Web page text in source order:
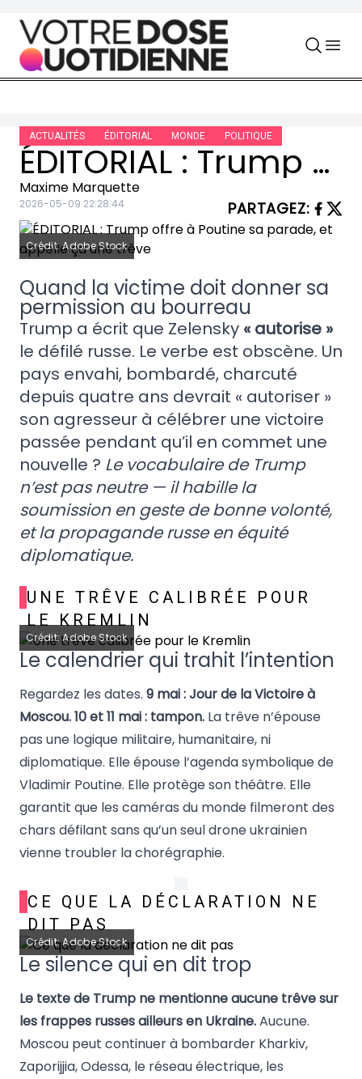
Skip to content
ACTUALITÉS ÉDITORIAL MONDE POLITIQUE
ÉDITORIAL : Trump offre à Poutine sa parade, et appelle ça une trêve
Maxime Marquette
2026-05-09 22:28:44 PARTAGEZ:
Crédit: Adobe Stock
Quand la victime doit donner sa
permission au bourreau
Trump a écrit que Zelensky « autorise »
le défilé russe. Le verbe est obscène. Un
pays envahi, bombardé, charcuté
depuis quatre ans devrait « autoriser »
son agresseur à célébrer une victoire
passée pendant qu’il en commet une
nouvelle ? Le vocabulaire de Trump
n’est pas neutre — il habille la
soumission en geste de bonne volonté,
et la propagande russe en équité
diplomatique.
UNE TRÊVE CALIBRÉE POUR
LE KREMLIN
Crédit: Adobe Stock
Le calendrier qui trahit l’intention
Regardez les dates. 9 mai : Jour de la Victoire à
Moscou. 10 et 11 mai : tampon. La trêve n’épouse
pas une logique militaire, humanitaire, ni
diplomatique. Elle épouse l’agenda symbolique de
Vladimir Poutine. Elle protège son théâtre. Elle
garantit que les caméras du monde filmeront des
chars défilant sans qu’un seul drone ukrainien
vienne troubler la chorégraphie.
CE QUE LA DÉCLARATION NE
DIT PAS
Crédit: Adobe Stock
Le silence qui en dit trop
Le texte de Trump ne mentionne aucune trêve sur
les frappes russes ailleurs en Ukraine.Aucune.
Moscou peut continuer à bombarder Kharkiv,
Zaporijjia, Odessa, le réseau électrique, les